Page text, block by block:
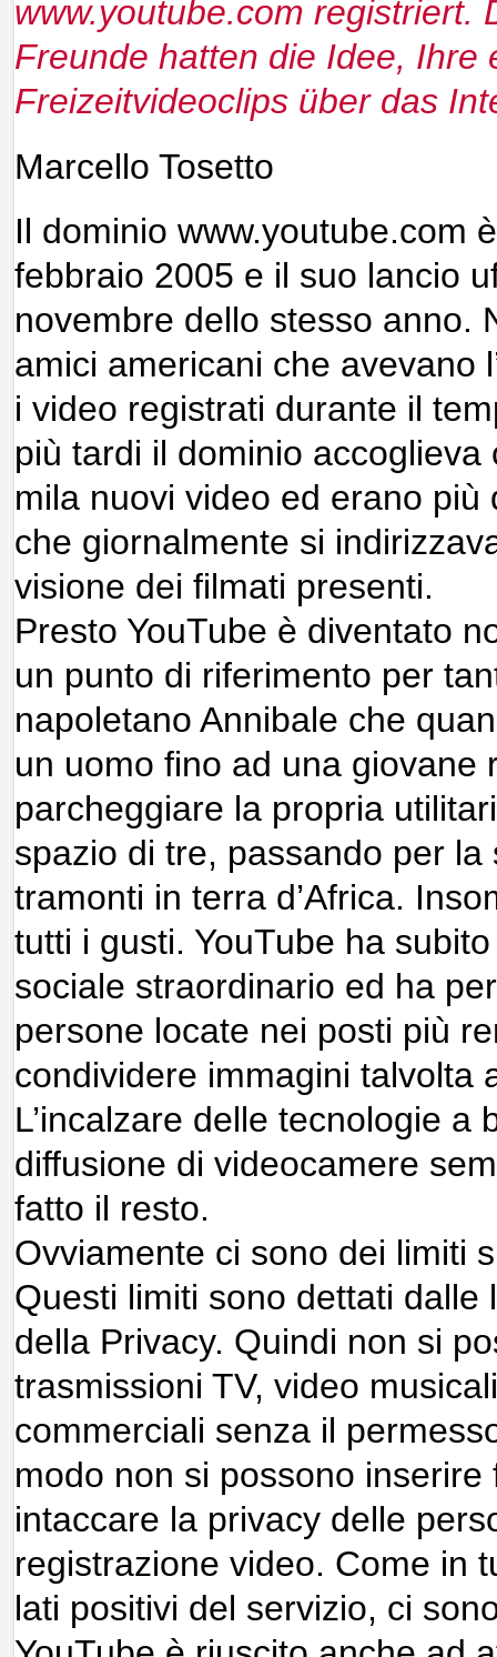
www.youtube.com registriert.
Freunde hatten die Idee, Ihre
Freizeitvideoclips über das
Marcello Tosetto
Il dominio www.youtube.com
febbraio 2005 e il suo lancio
novembre dello stesso anno.
amici americani che avevano
i video registrati durante il
più tardi il dominio
mila nuovi video ed erano più
che giornalmente si
visione dei filmati presenti.
Presto YouTube è diventato
un punto di riferimento per
napoletano Annibale che
un uomo fino ad una giovane
parcheggiare la propria
spazio di tre, passando per
tramonti in terra d’Africa.
tutti i gusti. YouTube ha
sociale straordinario ed ha
persone locate nei posti più
condividere immagini talvolta
L’incalzare delle tecnologie a
diffusione di videocamere
fatto il resto.
Ovviamente ci sono dei limiti
Questi limiti sono dettati dalle
della Privacy. Quindi non si
trasmissioni TV, video
commerciali senza il
modo non si possono
intaccare la privacy delle
registrazione video. Come in
lati positivi del servizio, ci